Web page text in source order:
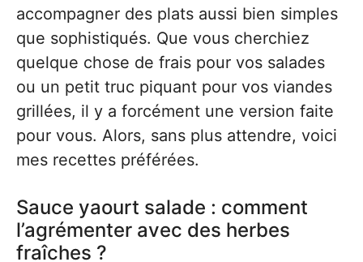
accompagner des plats aussi bien simples
que sophistiqués. Que vous cherchiez
quelque chose de frais pour vos salades
ou un petit truc piquant pour vos viandes
grillées, il y a forcément une version faite
pour vous. Alors, sans plus attendre, voici
mes recettes préférées.
Sauce yaourt salade : comment
l’agrémenter avec des herbes
fraîches ?